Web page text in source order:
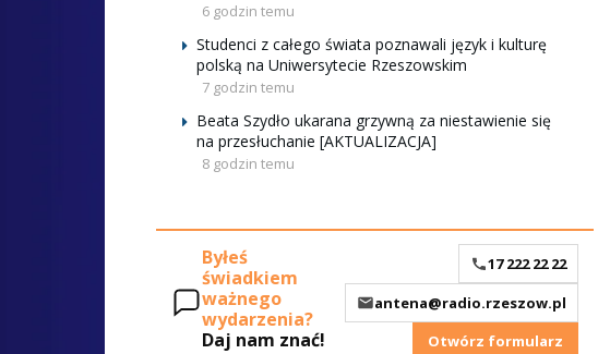
6 godzin temu
Studenci z całego świata poznawali język i kulturę
polską na Uniwersytecie Rzeszowskim
7 godzin temu
Beata Szydło ukarana grzywną za niestawienie się
na przesłuchanie [AKTUALIZACJA]
8 godzin temu
Byłeś
świadkiem
ważnego
wydarzenia?
Daj nam znać!
17 222 22 22
antena@radio.rzeszow.pl
Otwórz formularz